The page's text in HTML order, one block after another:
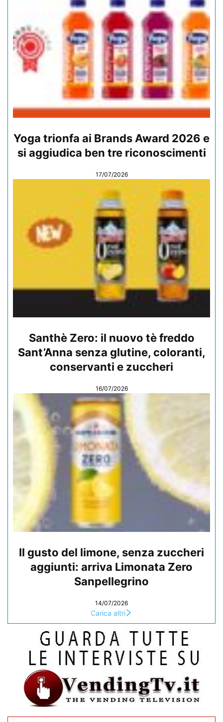
Yoga trionfa ai Brands Award 2026 e
si aggiudica ben tre riconoscimenti
17/07/2026
Santhè Zero: il nuovo tè freddo
Sant’Anna senza glutine, coloranti,
conservanti e zuccheri
16/07/2026
Il gusto del limone, senza zuccheri
aggiunti: arriva Limonata Zero
Sanpellegrino
14/07/2026
Carica altri